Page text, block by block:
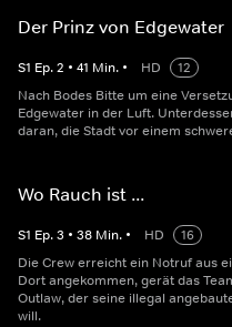
Der Prinz von Edgewater
S1 Ep.2 • 41 Min. • HD
12
Nach Bodes Bitte um eine
Edgewater in der Luft.
daran, die Stadt vor einem
Wo Rauch ist ...
S1 Ep.3 • 38 Min. • HD
16
Die Crew erreicht ein Notruf aus
Dort angekommen, gerät das
Outlaw, der seine illegal
will.